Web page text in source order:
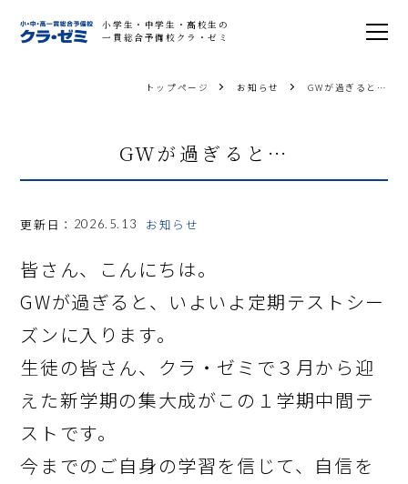
小学生・中学生・高校生の
一貫総合予備校クラ・ゼミ
トップページ お知らせ GWが過ぎると…
GWが過ぎると…
更新日： 2026.5.13 お知らせ
皆さん、こんにちは。
GWが過ぎると、いよいよ定期テストシー
ズンに入ります。
生徒の皆さん、クラ・ゼミで３月から迎
えた新学期の集大成がこの１学期中間テ
ストです。
今までのご自身の学習を信じて、自信を